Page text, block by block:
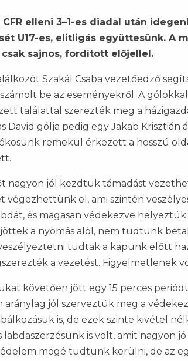
CFR elleni 3–1-es diadal után
U17-es, elitligás együttesünk. A
sajnos, fordított előjellel.
Szakál Csaba vezetőedző
be az eseményekről. A
találattal szerezték meg a
David gólja pedig egy Jakab
remekül érkezett a hosszú
nagyon jól kezdtük támadást
végezhettünk el, ami szintén
és magasan védekezve
a nyomás alól, nem tudtunk
tudtak a kapunk előtt
a vezetést. Figyelmetlenek
követően jött egy 15 perces
aránylag jól szerveztük meg a
is, de ezek szinte kivétel
is volt, amit nagyon
mögé tudtunk kerülni, de az